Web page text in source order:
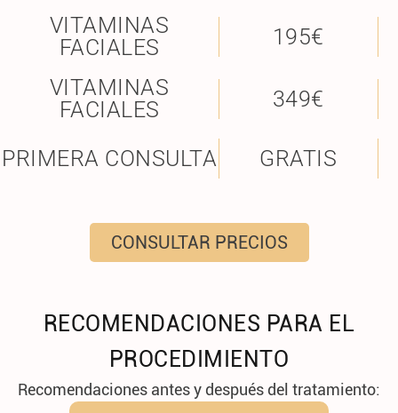
VITAMINAS
FACIALES
195€
VITAMINAS
FACIALES
349€
PRIMERA CONSULTA GRATIS
CONSULTAR PRECIOS
RECOMENDACIONES PARA EL
PROCEDIMIENTO
Recomendaciones antes y después del tratamiento: